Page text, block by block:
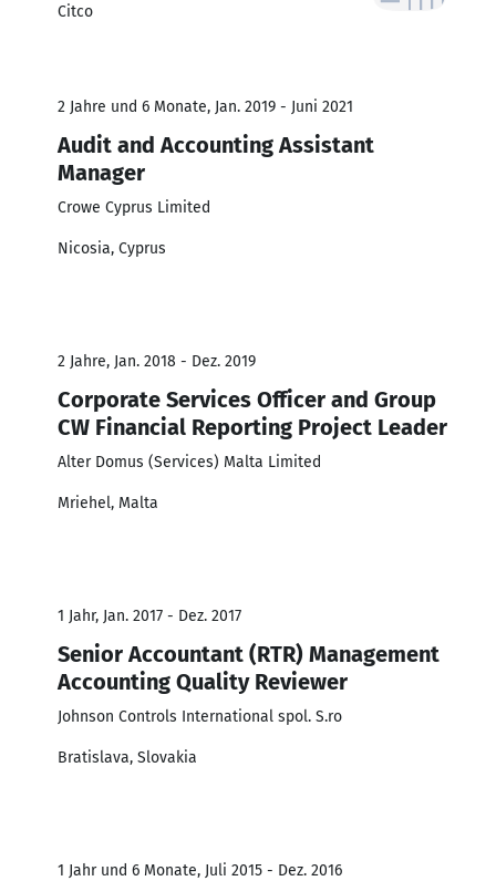
Citco
2 Jahre und 6 Monate, Jan. 2019 - Juni 2021
Audit and Accounting Assistant
Manager
Crowe Cyprus Limited
Nicosia, Cyprus
2 Jahre, Jan. 2018 - Dez. 2019
Corporate Services Officer and Group
CW Financial Reporting Project Leader
Alter Domus (Services) Malta Limited
Mriehel, Malta
1 Jahr, Jan. 2017 - Dez. 2017
Senior Accountant (RTR) Management
Accounting Quality Reviewer
Johnson Controls International spol. S.ro
Bratislava, Slovakia
1 Jahr und 6 Monate, Juli 2015 - Dez. 2016